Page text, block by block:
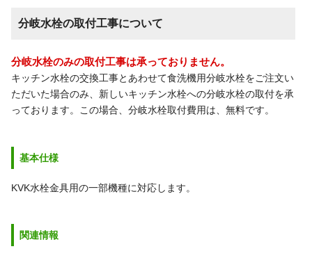
分岐水栓の取付工事について
分岐水栓のみの取付工事は承っておりません。
キッチン水栓の交換工事とあわせて食洗機用分岐水栓をご注文い
ただいた場合のみ、新しいキッチン水栓への分岐水栓の取付を承
っております。この場合、分岐水栓取付費用は、無料です。
基本仕様
KVK水栓金具用の一部機種に対応します。
関連情報